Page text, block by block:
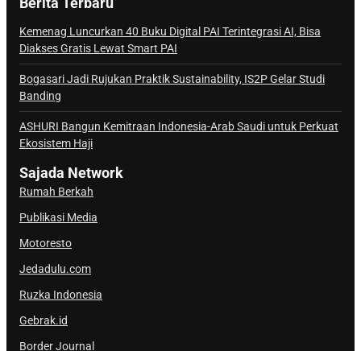
n
a
l
a
j
a
d
a
Kemenag Luncurkan 40 Buku Digital PAI Terintegrasi AI, Bisa
Diakses Gratis Lewat Smart PAI
Bogasari Jadi Rujukan Praktik Sustainability, IS2P Gelar Studi
Banding
ASHURI Bangun Kemitraan Indonesia-Arab Saudi untuk Perkuat
Ekosistem Haji
Sajada Network
Rumah Berkah
Publikasi Media
Motoresto
Jedadulu.com
Ruzka Indonesia
Gebrak.id
Border Journal